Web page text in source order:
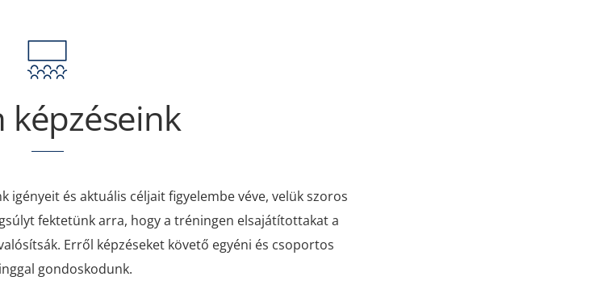
képzéseink
igényeit és aktuális céljait figyelembe véve, velük szoros
fektetünk arra, hogy a tréningen elsajátítottakat a
Erről képzéseket követő egyéni és csoportos
gondoskodunk.